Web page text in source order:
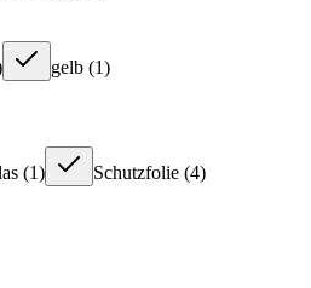
gelb (1)
(1) Schutzfolie (4)